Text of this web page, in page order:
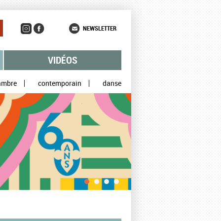
NEWSLETTER
VIDÉOS
contemporain danse